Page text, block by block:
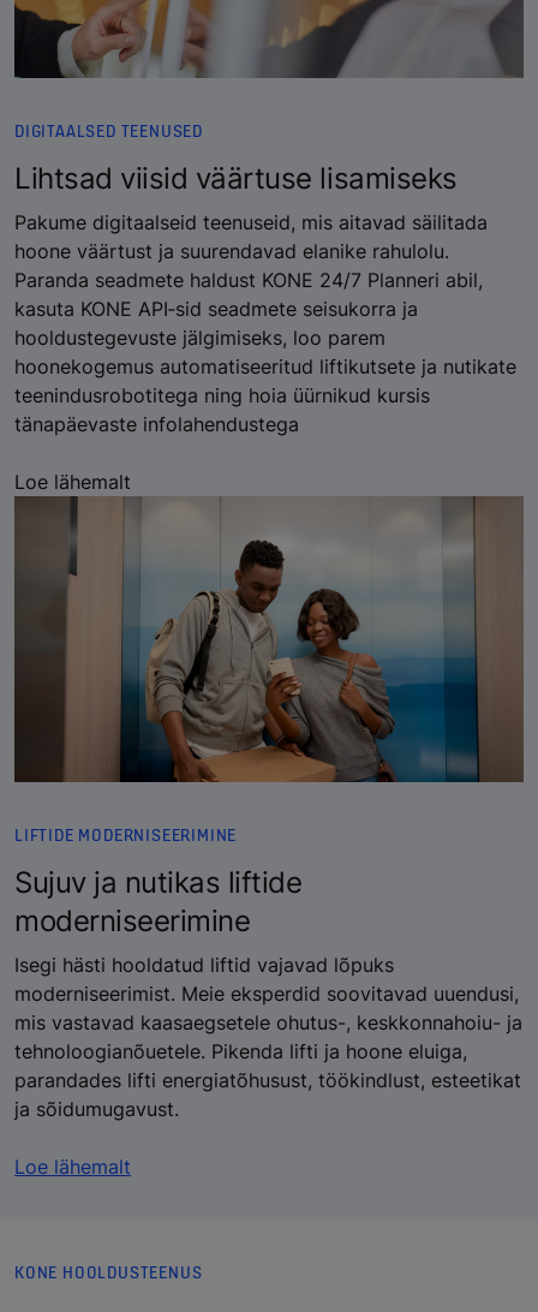
DIGITAALSED TEENUSED
Lihtsad viisid väärtuse lisamiseks
Pakume digitaalseid teenuseid, mis aitavad säilitada
hoone väärtust ja suurendavad elanike rahulolu.
Paranda seadmete haldust KONE 24/7 Planneri abil,
kasuta KONE API‑sid seadmete seisukorra ja
hooldustegevuste jälgimiseks, loo parem
hoonekogemus automatiseeritud liftikutsete ja nutikate
teenindusrobotitega ning hoia üürnikud kursis
tänapäevaste infolahendustega
Loe lähemalt
LIFTIDE MODERNISEERIMINE
Sujuv ja nutikas liftide
moderniseerimine
Isegi hästi hooldatud liftid vajavad lõpuks
moderniseerimist. Meie eksperdid soovitavad uuendusi,
mis vastavad kaasaegsetele ohutus-, keskkonnahoiu- ja
tehnoloogianõuetele. Pikenda lifti ja hoone eluiga,
parandades lifti energiatõhusust, töökindlust, esteetikat
ja sõidumugavust.
Loe lähemalt
KONE HOOLDUSTEENUS